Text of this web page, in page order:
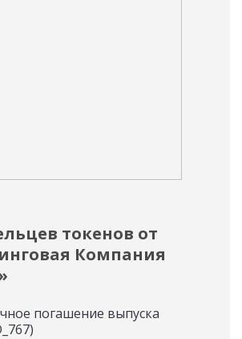
токенов от
Компания
погашение выпуска